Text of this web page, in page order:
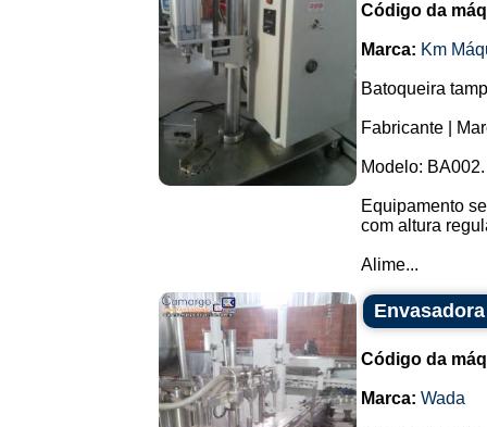
Código da
Marca: Km
Batoqueira
Fabricante |
Modelo: BA002.
Equipamento
com altura
Alime...
Código da
Marca: Wada